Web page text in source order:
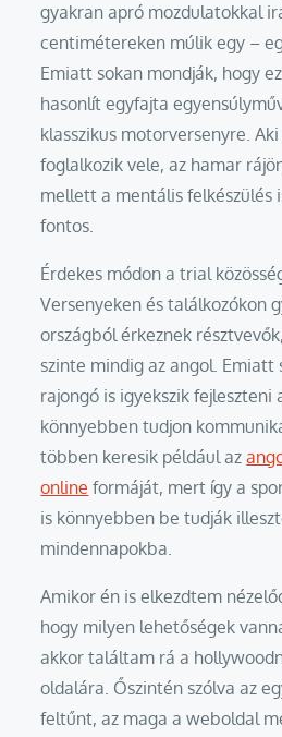
gyakran apró mozdulatokkal
centimétereken múlik egy –
Emiatt sokan mondják, hogy
hasonlít egyfajta
klasszikus motorversenyre.
foglalkozik vele, az hamar
mellett a mentális felkészülés
fontos.
Érdekes módon a trial
Versenyeken és találkozókon
országból érkeznek
szinte mindig az angol. Emiatt
rajongó is igyekszik fejleszteni
könnyebben tudjon
többen keresik például az
online formáját, mert így a
is könnyebben be tudják
mindennapokba.
Amikor én is elkezdtem
hogy milyen lehetőségek
akkor találtam rá a
oldalára. Őszintén szólva az
feltűnt, az maga a weboldal